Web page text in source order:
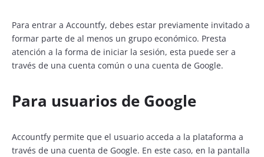
Para entrar a Accountfy, debes estar previamente invitado a
formar parte de al menos un grupo económico. Presta
atención a la forma de iniciar la sesión, esta puede ser a
través de una cuenta común o una cuenta de Google.
Para usuarios de Google
Accountfy permite que el usuario acceda a la plataforma a
través de una cuenta de Google. En este caso, en la pantalla